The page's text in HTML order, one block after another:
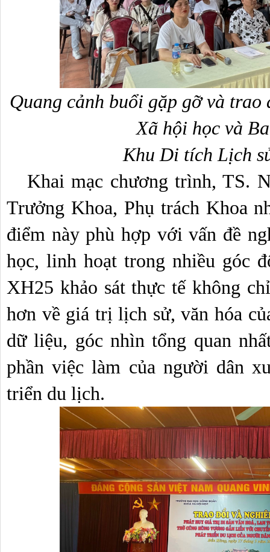
Quang cảnh buổi gặp gỡ và
Xã hội học và
Khu Di tích Lịch
Trưởng Khoa, Phụ trách Khoa
điểm này phù hợp với vấn đề
học, linh hoạt trong nhiều góc
XH25 khảo sát thực tế không
hơn về giá trị lịch sử, văn hóa
dữ liệu, góc nhìn tổng quan
phần việc làm của người dân
triển du lịch.